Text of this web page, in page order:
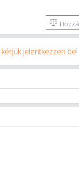
kérjük jelentkezzen be!